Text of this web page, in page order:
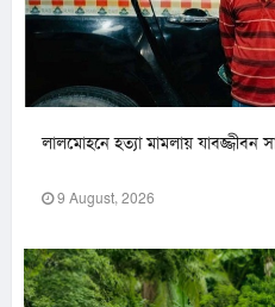
লালমোহনে হত্যা মামলায় যাবজ্জীবন
9 August, 2026